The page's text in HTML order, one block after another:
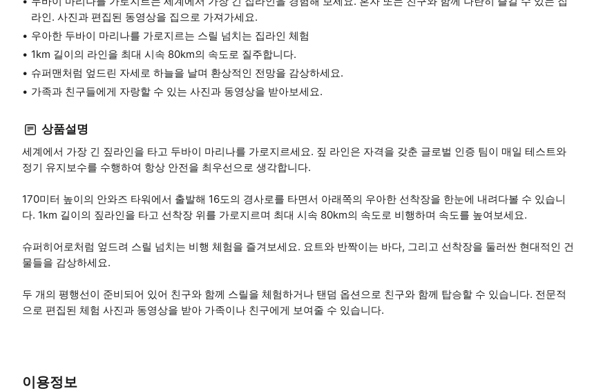
라인. 사진과 편집된 동영상을 집으로 가져가세요.
우아한 두바이 마리나를 가로지르는 스릴 넘치는 집라인 체험
1km 길이의 라인을 최대 시속 80km의 속도로 질주합니다.
슈퍼맨처럼 엎드린 자세로 하늘을 날며 환상적인 전망을 감상하세요.
가족과 친구들에게 자랑할 수 있는 사진과 동영상을 받아보세요.
상품설명
세계에서 가장 긴 짚라인을 타고 두바이 마리나를 가로지르세요. 짚 라인은 자격을 갖춘 글로벌 인증 팀이 매일 테스트와
정기 유지보수를 수행하여 항상 안전을 최우선으로 생각합니다.
170미터 높이의 안와즈 타워에서 출발해 16도의 경사로를 타면서 아래쪽의 우아한 선착장을 한눈에 내려다볼 수 있습니
다. 1km 길이의 짚라인을 타고 선착장 위를 가로지르며 최대 시속 80km의 속도로 비행하며 속도를 높여보세요.
슈퍼히어로처럼 엎드려 스릴 넘치는 비행 체험을 즐겨보세요. 요트와 반짝이는 바다, 그리고 선착장을 둘러싼 현대적인 건
물들을 감상하세요.
두 개의 평행선이 준비되어 있어 친구와 함께 스릴을 체험하거나 탠덤 옵션으로 친구와 함께 탑승할 수 있습니다. 전문적
으로 편집된 체험 사진과 동영상을 받아 가족이나 친구에게 보여줄 수 있습니다.
이용정보